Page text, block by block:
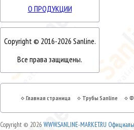
О ПРОДУКЦИИ
Copyright © 2016-2026 Sanline.
Все права защищены.
Главная страница Трубы Sanline
Copyright © 2026 WWW.SANLINE-MARKET.RU